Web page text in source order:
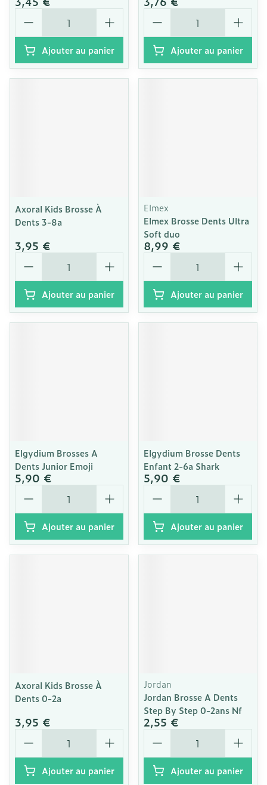
Quantité
Ajouter au panier
Quantité
Ajouter au panier
Axoral Kids Brosse À
Dents 3-8a
3,95 €
Quantité
Ajouter au panier
Elmex
Elmex Brosse Dents Ultra
Soft duo
8,99 €
Quantité
Ajouter au panier
Elgydium Brosses A
Dents Junior Emoji
5,90 €
Quantité
Ajouter au panier
Elgydium Brosse Dents
Enfant 2-6a Shark
5,90 €
Quantité
Ajouter au panier
Axoral Kids Brosse À
Dents 0-2a
3,95 €
Quantité
Ajouter au panier
Jordan
Jordan Brosse A Dents
Step By Step 0-2ans Nf
2,55 €
Quantité
Ajouter au panier